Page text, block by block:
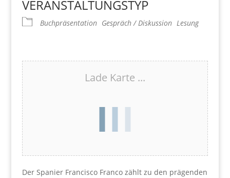
VERANSTALTUNGSTYP
Buchpräsentation Gespräch / Diskussion Lesung
Lade Karte ...
Der Spanier Francisco Franco zählt zu den prägenden